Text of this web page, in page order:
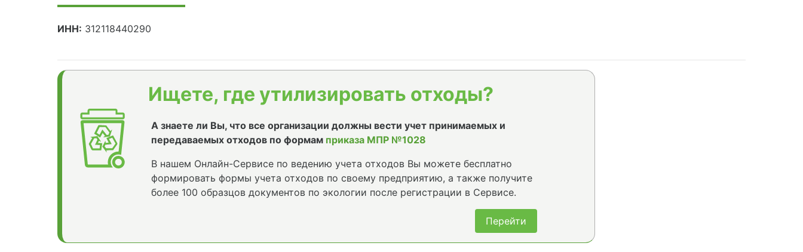
ИНН: 312118440290
Ищете, где утилизировать отходы?
А знаете ли Вы, что все организации должны вести учет принимаемых и
передаваемых отходов по формам приказа МПР №1028
В нашем Онлайн-Сервисе по ведению учета отходов Вы можете бесплатно
формировать формы учета отходов по своему предприятию, а также получите
более 100 образцов документов по экологии после регистрации в Сервисе.
Перейти